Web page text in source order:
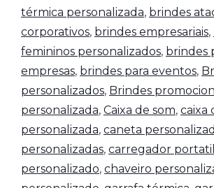
térmica personalizada, brindes
corporativos, brindes empresariais,
femininos personalizados, brindes
empresas, brindes para eventos,
personalizados, Brindes
personalizada, Caixa de som, caixa
personalizada, caneta
personalizadas, carregador portatil
personalizado, chaveiro